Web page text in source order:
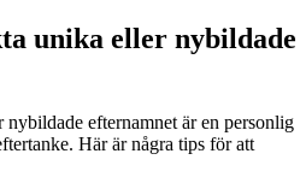
unika eller nybildade
efternamnet är en personlig
Här är några tips för att